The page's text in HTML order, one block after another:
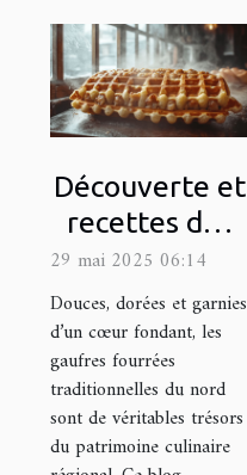
Découverte et
recettes des
gaufres
fourrées
traditionnelles
du nord
29 mai 2025 06:14
Douces, dorées et garnies
d’un cœur fondant, les
gaufres fourrées
traditionnelles du nord
sont de véritables trésors
du patrimoine culinaire